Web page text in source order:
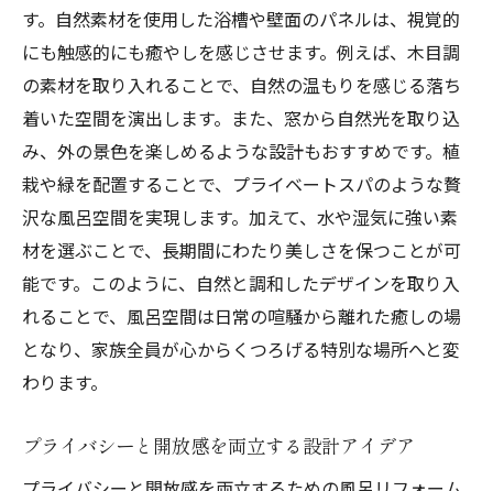
す。自然素材を使用した浴槽や壁面のパネルは、視覚的
にも触感的にも癒やしを感じさせます。例えば、木目調
の素材を取り入れることで、自然の温もりを感じる落ち
着いた空間を演出します。また、窓から自然光を取り込
み、外の景色を楽しめるような設計もおすすめです。植
栽や緑を配置することで、プライベートスパのような贅
沢な風呂空間を実現します。加えて、水や湿気に強い素
材を選ぶことで、長期間にわたり美しさを保つことが可
能です。このように、自然と調和したデザインを取り入
れることで、風呂空間は日常の喧騒から離れた癒しの場
となり、家族全員が心からくつろげる特別な場所へと変
わります。
プライバシーと開放感を両立する設計アイデア